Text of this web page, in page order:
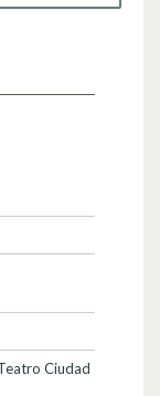
Ciudad